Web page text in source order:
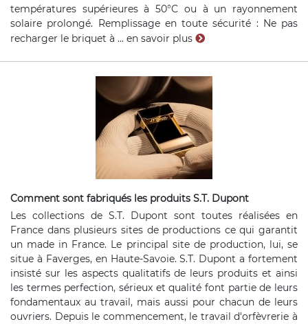
températures supérieures à 50°C ou à un rayonnement
solaire prolongé. Remplissage en toute sécurité : Ne pas
recharger le briquet à ... en savoir plus
Comment sont fabriqués les produits S.T. Dupont
Les collections de S.T. Dupont sont toutes réalisées en
France dans plusieurs sites de productions ce qui garantit
un made in France. Le principal site de production, lui, se
situe à Faverges, en Haute-Savoie. S.T. Dupont a fortement
insisté sur les aspects qualitatifs de leurs produits et ainsi
les termes perfection, sérieux et qualité font partie de leurs
fondamentaux au travail, mais aussi pour chacun de leurs
ouvriers. Depuis le commencement, le travail d'orfèvrerie à